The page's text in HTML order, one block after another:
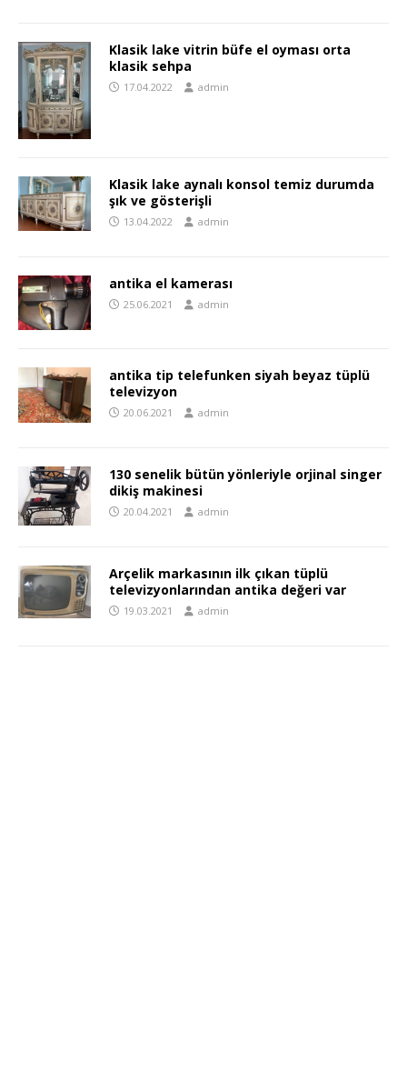
Klasik lake vitrin büfe el oyması orta
klasik sehpa
17.04.2022 admin
Klasik lake aynalı konsol temiz durumda
şık ve gösterişli
13.04.2022 admin
antika el kamerası
25.06.2021 admin
antika tip telefunken siyah beyaz tüplü
televizyon
20.06.2021 admin
130 senelik bütün yönleriyle orjinal singer
dikiş makinesi
20.04.2021 admin
Arçelik markasının ilk çıkan tüplü
televizyonlarından antika değeri var
19.03.2021 admin